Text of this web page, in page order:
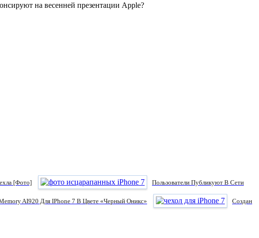
на весенней презентации Apple?
[фото] Пользователи Публикуют В Сети
AI920 Для IPhone 7 В Цвете «Черный Оникс»
Создан